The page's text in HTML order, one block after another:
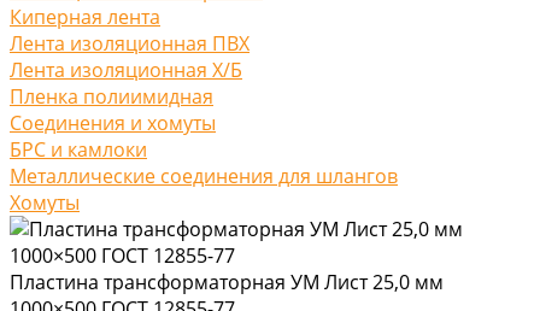
Киперная лента
Лента изоляционная ПВХ
Лента изоляционная Х/Б
Пленка полиимидная
Соединения и хомуты
БРС и камлоки
Металлические соединения для шлангов
Хомуты
Пластина трансформаторная УМ Лист 25,0 мм